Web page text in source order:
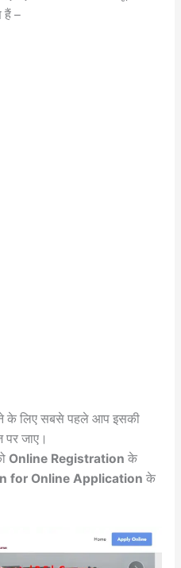
हैं –
के लिए सबसे पहले आप इसकी
जाए।
Online Registration के
for Online Application के